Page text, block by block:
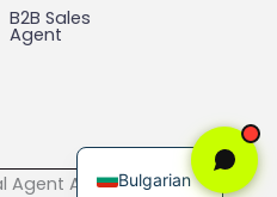
B2B Sales
Agent
All rights reserved
Bulgarian